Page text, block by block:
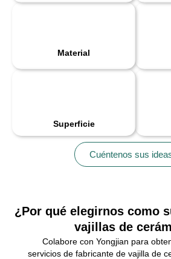
Material
Superficie
Cuéntenos sus
¿Por qué elegirnos como
vajillas de
Colabore con Yongjian para
servicios de fabricante de vajilla de